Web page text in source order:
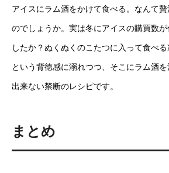
アイスにラム酒をかけて食べる。なんて
のでしょうか。実は冬にアイスの購買数
したか？ぬくぬくのこたつに入って食べ
という背徳感に溺れつつ、そこにラム酒
出来ない禁断のレシピです。
まとめ